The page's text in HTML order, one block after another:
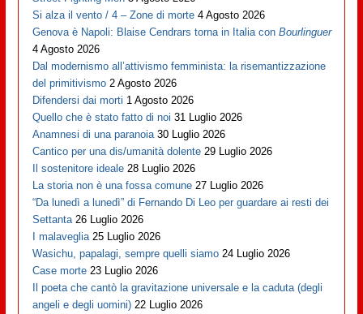
Si alza il vento / 4 – Zone di morte 4 Agosto 2026
Genova è Napoli: Blaise Cendrars torna in Italia conBourlinguer
4 Agosto 2026
Dal modernismo all’attivismo femminista: la risemantizzazione
del primitivismo 2 Agosto 2026
Difendersi dai morti 1 Agosto 2026
Quello che è stato fatto di noi 31 Luglio 2026
Anamnesi di una paranoia 30 Luglio 2026
Cantico per una dis/umanità dolente 29 Luglio 2026
Il sostenitore ideale 28 Luglio 2026
La storia non è una fossa comune 27 Luglio 2026
“Da lunedì a lunedì” di Fernando Di Leo per guardare ai resti dei
Settanta 26 Luglio 2026
I malaveglia 25 Luglio 2026
Wasichu, papalagi, sempre quelli siamo 24 Luglio 2026
Case morte 23 Luglio 2026
Il poeta che cantò la gravitazione universale e la caduta (degli
angeli e degli uomini) 22 Luglio 2026